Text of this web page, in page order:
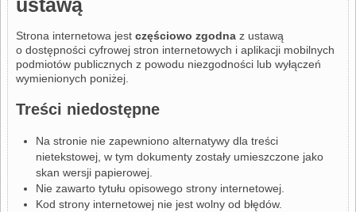
ustawą
Strona internetowa jest częściowo zgodna z ustawą
o dostępności cyfrowej stron internetowych i aplikacji mobilnych
podmiotów publicznych z powodu niezgodności lub wyłączeń
wymienionych poniżej.
Treści niedostępne
Na stronie nie zapewniono alternatywy dla treści
nietekstowej, w tym dokumenty zostały umieszczone jako
skan wersji papierowej.
Nie zawarto tytułu opisowego strony internetowej.
Kod strony internetowej nie jest wolny od błędów.